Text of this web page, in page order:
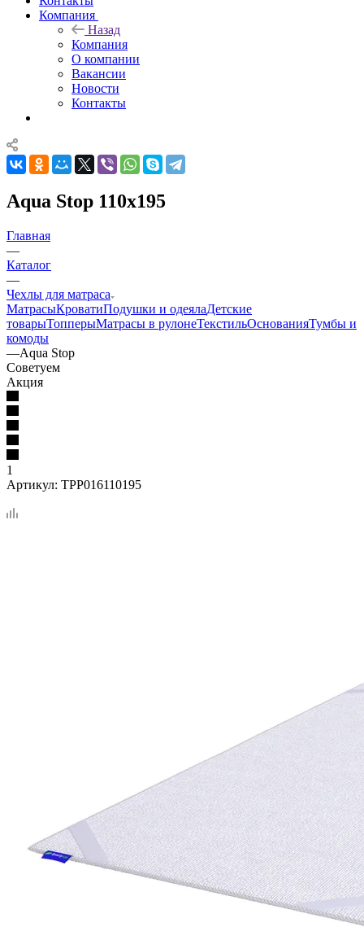
Компания
Назад
Компания
О компании
Вакансии
Новости
Контакты
Aqua Stop 110x195
Главная
—
Каталог
—
Чехлы для матраса
МатрасыКроватиПодушки и одеялаДетские
товарыТопперыМатрасы в рулонеТекстильОснованияТумбы и
комоды
—Aqua Stop
Советуем
Акция
1
Артикул: TPP016110195